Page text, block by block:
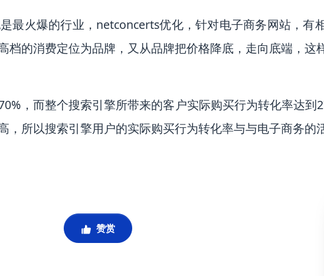
最火爆的行业，netconcerts优化，针对电子商务网站，有
档的消费定位为品牌，又从品牌把价格降底，走向底端，这
，而整个搜索引擎所带来的客户实际购买行为转化率达到
，所以搜索引擎用户的实际购买行为转化率与与电子商务的
赞赏